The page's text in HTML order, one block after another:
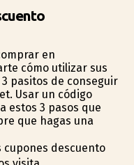
en
cómo utilizar sus
pasitos de conseguir
Usar un código
estos 3 pasos que
que hagas una
descuento